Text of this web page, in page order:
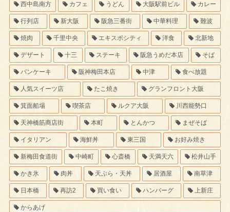
西中島南方 カフェ うどん 大阪駅前ビル カレー
行列店 新大阪 阪急三番街 中華料理 難波
焼肉 千里中央 エキスポシティ 洋食 北新地
デザート 十三 ステーキ 阪急うめだ本店 そば
パンケーキ 阪神梅田本店 中津 食べ放題
人気スイーツ店 たこ焼き グランフロント大阪
箕面船場 喫茶店 ルクア大阪 川西能勢口
天神橋筋商店街 本町 とんかつ まぜそば
イタリアン 海鮮丼 東三国 お好み焼き
新梅田食道街 中崎町 心斎橋 天満天六 松井山手
かき氷 肉丼 天ぷら・天丼 居酒屋 南草津
日本橋 再訪2 買い食い ハンバーグ 上新庄
からあげ